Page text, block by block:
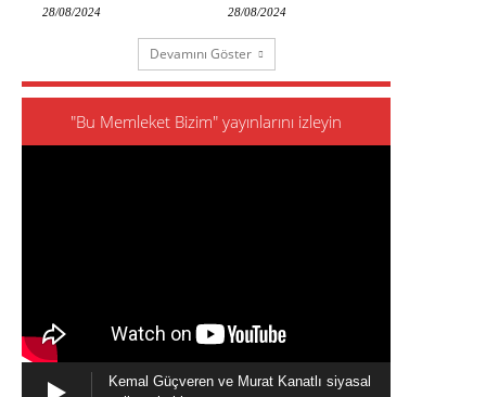
28/08/2024 28/08/2024
Devamını Göster
"Bu Memleket Bizim" yayınlarını izleyin
Kemal Güçveren ve Murat Kanatlı siyasal